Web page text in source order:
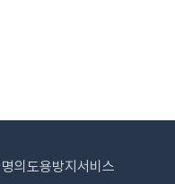
명의도용방지서비스